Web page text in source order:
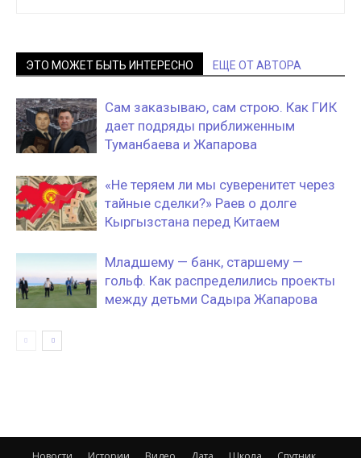
ЭТО МОЖЕТ БЫТЬ ИНТЕРЕСНО ЕЩЕ ОТ АВТОРА
Сам заказываю, сам строю. Как ГИК
дает подряды приближенным
Туманбаева и Жапарова
«Не теряем ли мы суверенитет через
тайные сделки?» Раев о долге
Кыргызстана перед Китаем
Младшему — банк, старшему —
гольф. Как распределились проекты
между детьми Садыра Жапарова